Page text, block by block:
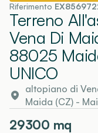
Riferimento
Terreno
Vena Di
88025
UNICO
altopiano di
Maida (CZ)-
29300 mq